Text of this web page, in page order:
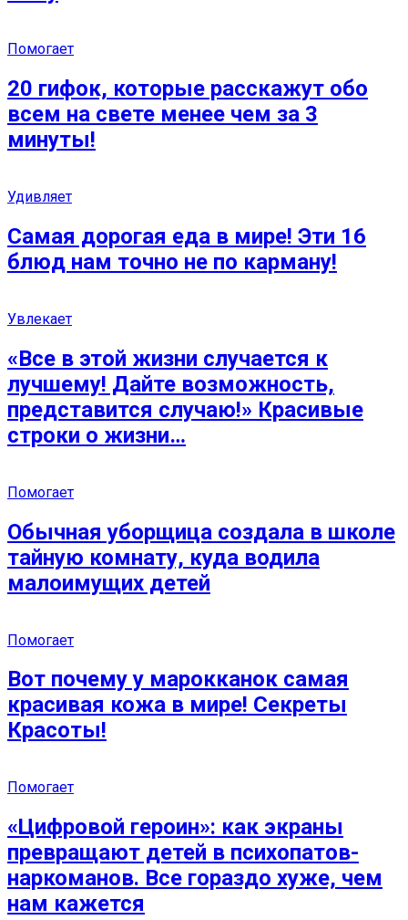
Помогает
20 гифок, которые расскажут обо
всем на свете менее чем за 3
минуты!
Удивляет
Самая дорогая еда в мире! Эти 16
блюд нам точно не по карману!
Увлекает
«Все в этой жизни случается к
лучшему! Дайте возможность,
представится случаю!» Красивые
строки о жизни…
Помогает
Обычная уборщица создала в школе
тайную комнату, куда водила
малоимущих детей
Помогает
Вот почему у марокканок самая
красивая кожа в мире! Секреты
Красоты!
Помогает
«Цифровой героин»: как экраны
превращают детей в психопатов-
наркоманов. Все гораздо хуже, чем
нам кажется